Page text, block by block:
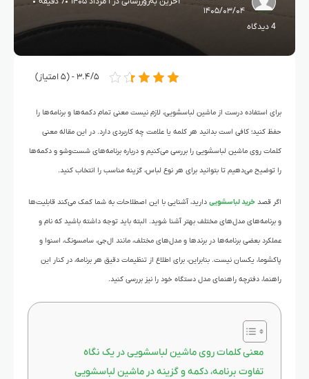
۱۴۰۵/۰۳/۰۴
4 دیدگاه
۳.۴/۵ - (۵ امتیاز)
برای استفاده درست از ماشین لباسشویی، لازم نیست معنی تمام دکمه‌ها و برنامه‌ها را
حفظ کنید؛ کافی است بدانید هر کلمه یا علامت چه کاربردی دارد. در این مقاله معنی
کلمات روی ماشین لباسشویی را بررسی می‌کنیم و درباره برنامه‌های شست‌وشو و دکمه‌ها
را توضیح می‌دهیم تا بتوانید برای هر نوع لباس، گزینه مناسب را انتخاب کنید.
اگر قصد خرید لباسشویی دارید، آشنایی با این اصطلاحات به شما کمک می‌کند قابلیت‌ها
و برنامه‌های مدل‌های مختلف بهتر آشنا شوید. البته باید توجه داشته باشید که نام و
عملکرد بعضی برنامه‌ها در برندها و مدل‌های مختلف، مانند ال‌جی، سامسونگ، اسنوا و
پاکشوما، یکسان نیست. بنابراین، برای اطلاع از تنظیمات دقیق هر برنامه، در کنار این
راهنما، دفترچه راهنمای مدل دستگاه خود را نیز بررسی کنید.
معنی کلمات روی ماشین لباسشویی در یک نگاه
تفاوت برنامه، دکمه و گزینه در ماشین لباسشویی